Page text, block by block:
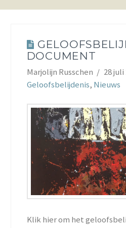
DOCUMENT
Marjolijn Russchen
28 juli
Geloofsbelijdenis, Nieuws
Klik hier om het